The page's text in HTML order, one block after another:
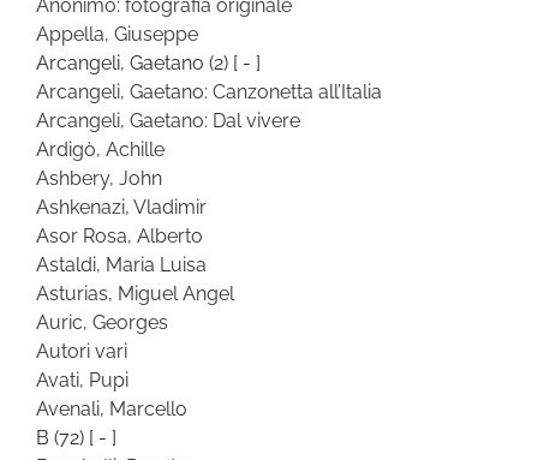
Anonimo: fotografia originale
Appella, Giuseppe
Arcangeli, Gaetano (2) [ - ]
Arcangeli, Gaetano: Canzonetta all’Italia
Arcangeli, Gaetano: Dal vivere
Ardigò, Achille
Ashbery, John
Ashkenazi, Vladimir
Asor Rosa, Alberto
Astaldi, Maria Luisa
Asturias, Miguel Angel
Auric, Georges
Autori vari
Avati, Pupi
Avenali, Marcello
B (72) [ - ]